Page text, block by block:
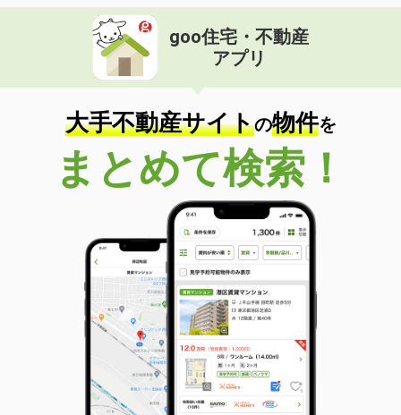
goo住宅・不動産
アプリ
大手不動産サイトの物件を
まとめて検索！